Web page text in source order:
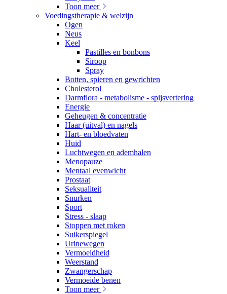
Toon meer
Voedingstherapie & welzijn
Ogen
Neus
Keel
Pastilles en bonbons
Siroop
Spray
Botten, spieren en gewrichten
Cholesterol
Darmflora - metabolisme - spijsvertering
Energie
Geheugen & concentratie
Haar (uitval) en nagels
Hart- en bloedvaten
Huid
Luchtwegen en ademhalen
Menopauze
Mentaal evenwicht
Prostaat
Seksualiteit
Snurken
Sport
Stress - slaap
Stoppen met roken
Suikerspiegel
Urinewegen
Vermoeidheid
Weerstand
Zwangerschap
Vermoeide benen
Toon meer